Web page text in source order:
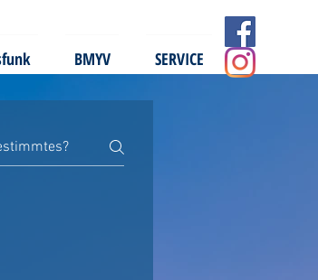
BMYV SERVICE